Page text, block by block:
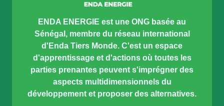
ENDA ENERGIE est une ONG basée au
Sénégal, membre du réseau international
d'Enda Tiers Monde. C'est un espace
d'apprentissage et d'actions où toutes les
parties prenantes peuvent s'imprégner des
aspects multidimensionnels du
développement et proposer des alternatives.